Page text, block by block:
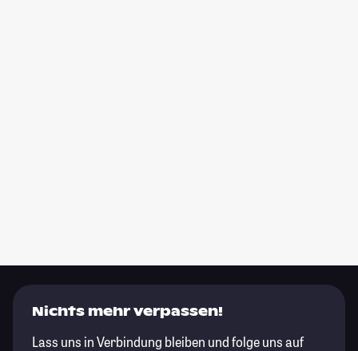
Nichts mehr verpassen!
Lass uns in Verbindung bleiben und folge uns auf